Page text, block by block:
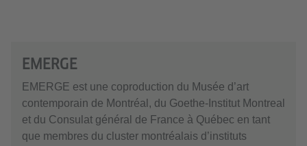
EMERGE
EMERGE est une coproduction du Musée d’art
contemporain de Montréal, du Goethe-Institut Montreal
et du Consulat général de France à Québec en tant
que membres du cluster montréalais d’instituts